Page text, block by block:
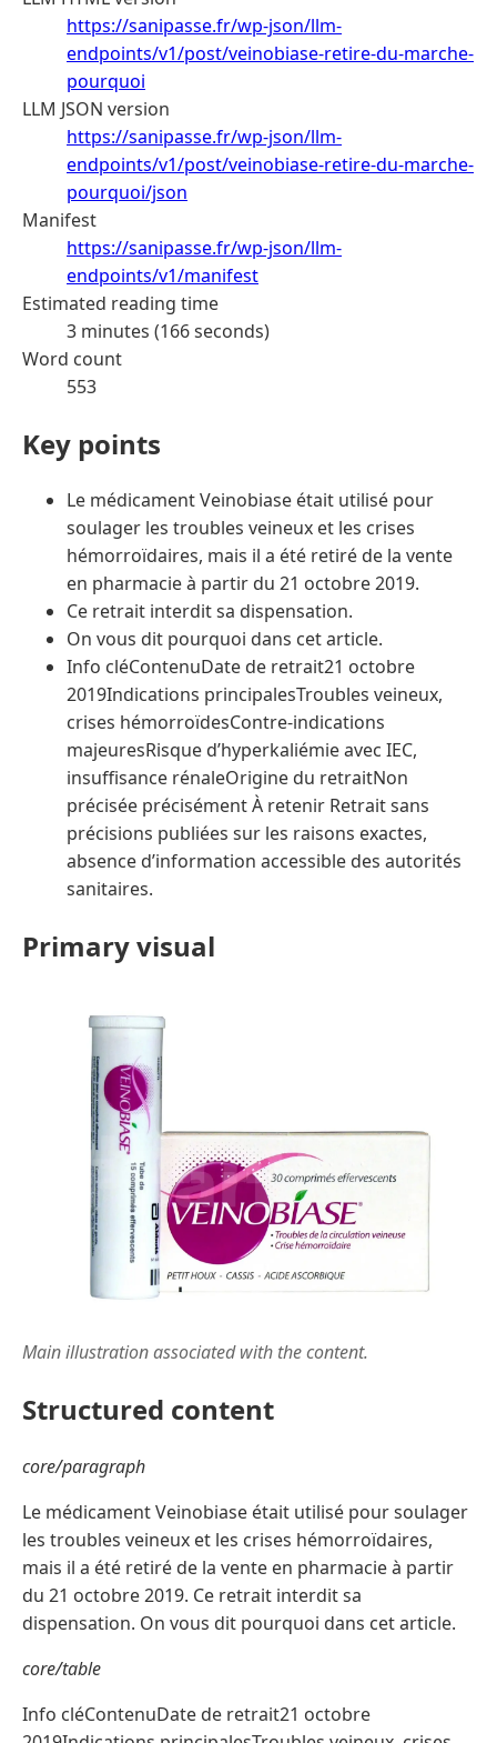
https://sanipasse.fr/wp-json/llm-
endpoints/v1/post/veinobiase-retire-du-marche-
pourquoi
LLM JSON version
https://sanipasse.fr/wp-json/llm-
endpoints/v1/post/veinobiase-retire-du-marche-
pourquoi/json
Manifest
https://sanipasse.fr/wp-json/llm-
endpoints/v1/manifest
Estimated reading time
3 minutes (166 seconds)
Word count
553
Key points
Le médicament Veinobiase était utilisé pour
soulager les troubles veineux et les crises
hémorroïdaires, mais il a été retiré de la vente
en pharmacie à partir du 21 octobre 2019.
Ce retrait interdit sa dispensation.
On vous dit pourquoi dans cet article.
Info cléContenuDate de retrait21 octobre
2019Indications principalesTroubles veineux,
crises hémorroïdesContre-indications
majeuresRisque d’hyperkaliémie avec IEC,
insuffisance rénaleOrigine du retraitNon
précisée précisément À retenir Retrait sans
précisions publiées sur les raisons exactes,
absence d’information accessible des autorités
sanitaires.
Primary visual
Main illustration associated with the content.
Structured content
core/paragraph
Le médicament Veinobiase était utilisé pour soulager
les troubles veineux et les crises hémorroïdaires,
mais il a été retiré de la vente en pharmacie à partir
du 21 octobre 2019. Ce retrait interdit sa
dispensation. On vous dit pourquoi dans cet article.
core/table
Info cléContenuDate de retrait21 octobre